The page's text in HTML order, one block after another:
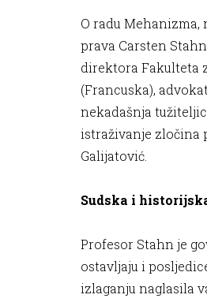
O radu
prava Carsten
direktora Fakulteta
(Francuska),
nekadašnja
istraživanje zločina
Galijatović.
Sudska i
Profesor Stahn je
ostavljaju i
izlaganju naglasila